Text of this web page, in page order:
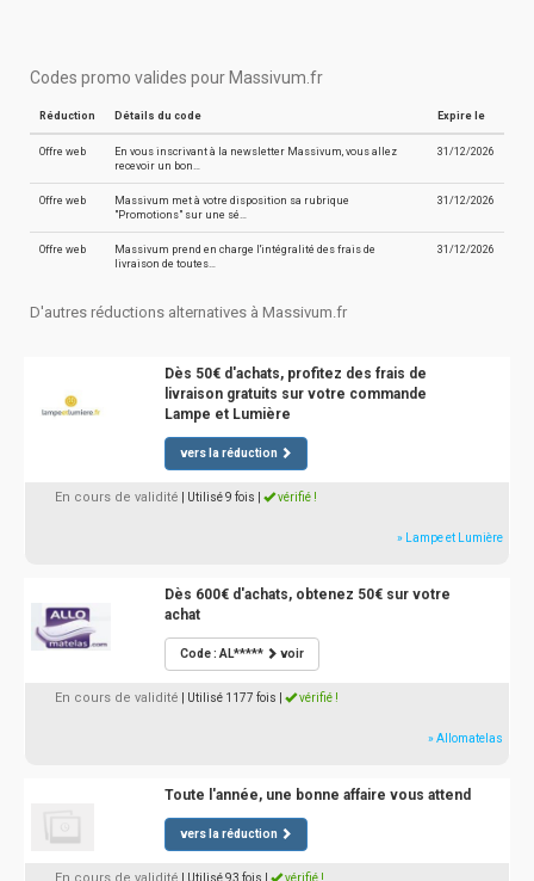
Codes promo valides pour Massivum.fr
Réduction Détails du code Expire le
Offre web
En vous inscrivant à la newsletter Massivum, vous allez
recevoir un bon…
31/12/2026
Offre web
Massivum met à votre disposition sa rubrique
"Promotions" sur une sé…
31/12/2026
Offre web
Massivum prend en charge l'intégralité des frais de
livraison de toutes…
31/12/2026
D'autres réductions alternatives à Massivum.fr
Dès 50€ d'achats, profitez des frais de
livraison gratuits sur votre commande
Lampe et Lumière
vers la réduction
En cours de validité | Utilisé 9 fois vérifié !
» Lampe et Lumière
Dès 600€ d'achats, obtenez 50€ sur votre
achat
Code : AL***** voir
En cours de validité | Utilisé 1177 fois vérifié !
» Allomatelas
Toute l'année, une bonne affaire vous attend
vers la réduction
| Utilisé 93 fois vérifié !